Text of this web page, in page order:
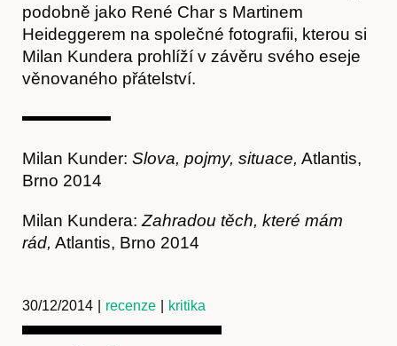
podobně jako René Char s Martinem
Heideggerem na společné fotografii, kterou si
Milan Kundera prohlíží v závěru svého eseje
věnovaného přátelství.
Milan Kunder: Slova, pojmy, situace, Atlantis,
Brno 2014
Milan Kundera: Zahradou těch, které mám
rád, Atlantis, Brno 2014
30/12/2014 recenze kritika